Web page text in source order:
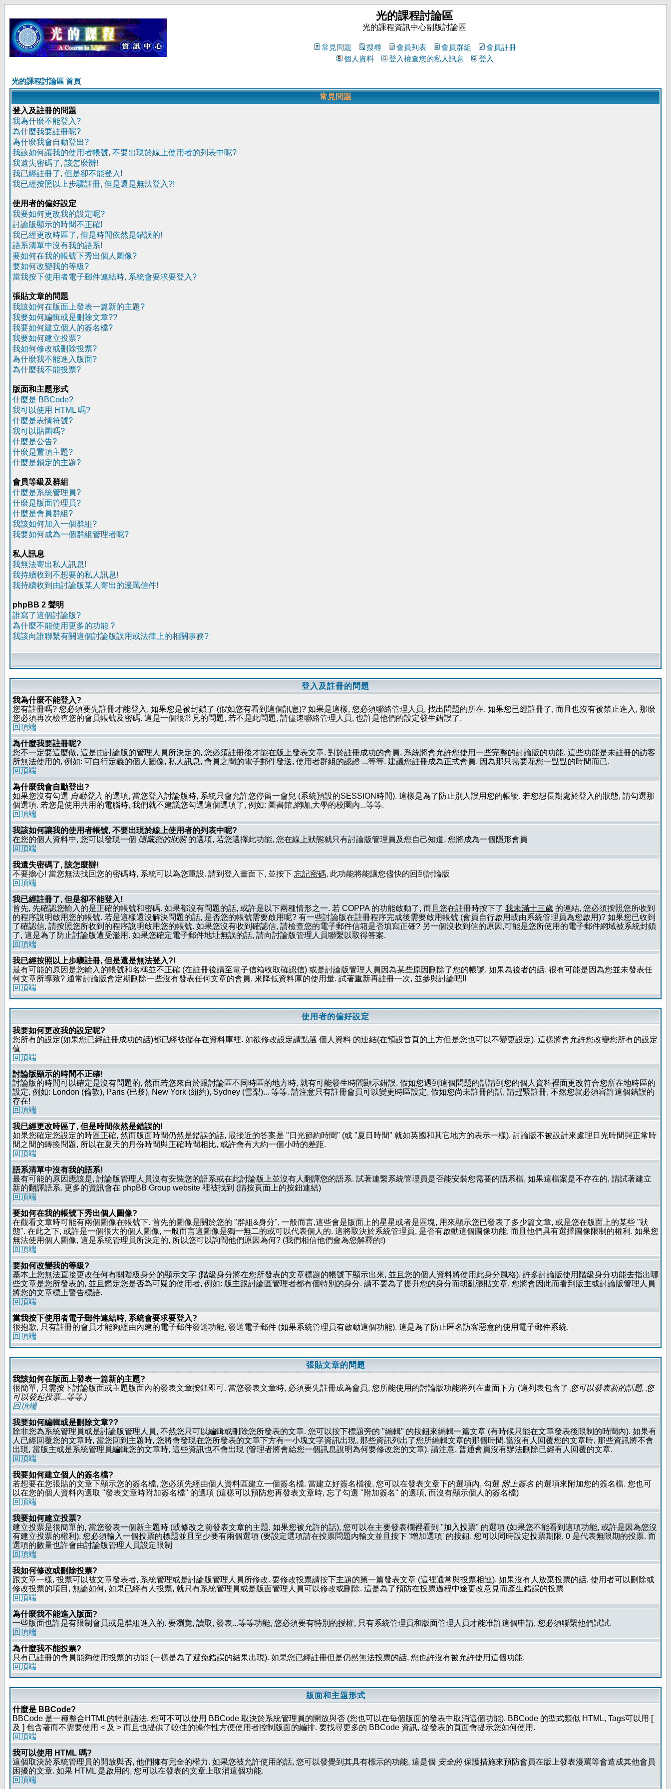
光的課程討論區
光的課程資訊中心副版討論區
常見問題 搜尋 會員列表 會員群組
會員註冊
個人資料
登入檢查您的私人訊息 登入
光的課程討論區 首頁
常見問題
登入及註冊的問題
我為什麼不能登入?
為什麼我要註冊呢?
為什麼我會自動登出?
我該如何讓我的使用者帳號, 不要出現於線上使用者的列表中呢?
我遺失密碼了, 該怎麼辦!
我已經註冊了, 但是卻不能登入!
我已經按照以上步驟註冊, 但是還是無法登入?!
使用者的偏好設定
我要如何更改我的設定呢?
討論版顯示的時間不正確!
我已經更改時區了, 但是時間依然是錯誤的!
語系清單中沒有我的語系!
要如何在我的帳號下秀出個人圖像?
要如何改變我的等級?
當我按下使用者電子郵件連結時, 系統會要求要登入?
張貼文章的問題
我該如何在版面上發表一篇新的主題?
我要如何編輯或是刪除文章??
我要如何建立個人的簽名檔?
我要如何建立投票?
我如何修改或刪除投票?
為什麼我不能進入版面?
為什麼我不能投票?
版面和主題形式
什麼是 BBCode?
我可以使用 HTML 嗎?
什麼是表情符號?
我可以貼圖嗎?
什麼是公告?
什麼是置頂主題?
什麼是鎖定的主題?
會員等級及群組
什麼是系統管理員?
什麼是版面管理員?
什麼是會員群組?
我該如何加入一個群組?
我要如何成為一個群組管理者呢?
私人訊息
我無法寄出私人訊息!
我持續收到不想要的私人訊息!
我持續收到由討論版某人寄出的漫罵信件!
phpBB 2 聲明
誰寫了這個討論版?
為什麼不能使用更多的功能 ?
我該向誰聯繫有關這個討論版誤用或法律上的相關事務?
登入及註冊的問題
我為什麼不能登入?
您有註冊嗎? 您必須要先註冊才能登入. 如果您是被封鎖了 (假如您有看到這個訊息)? 如果是這樣, 您必須聯絡管理人員, 找出問題的所在. 如果您已經註冊了, 而且也沒有被禁止進入, 那麼
您必須再次檢查您的會員帳號及密碼. 這是一個很常見的問題, 若不是此問題, 請儘速聯絡管理人員, 也許是他們的設定發生錯誤了.
回頂端
為什麼我要註冊呢?
您不一定要這麼做, 這是由討論版的管理人員所決定的, 您必須註冊後才能在版上發表文章. 對於註冊成功的會員, 系統將會允許您使用一些完整的討論版的功能, 這些功能是未註冊的訪客
所無法使用的, 例如: 可自行定義的個人圖像, 私人訊息, 會員之間的電子郵件發送, 使用者群組的認證 ...等等. 建議您註冊成為正式會員, 因為那只需要花您一點點的時間而已.
回頂端
為什麼我會自動登出?
如果您沒有勾選 自動登入 的選項, 當您登入討論版時, 系統只會允許您停留一會兒 (系統預設的SESSION時間). 這樣是為了防止別人誤用您的帳號. 若您想長期處於登入的狀態, 請勾選那
個選項. 若您是使用共用的電腦時, 我們就不建議您勾選這個選項了, 例如: 圖書館,網咖,大學的校園內...等等.
回頂端
我該如何讓我的使用者帳號, 不要出現於線上使用者的列表中呢?
在您的個人資料中, 您可以發現一個 隱藏您的狀態的選項, 若您選擇此功能, 您在線上狀態就只有討論版管理員及您自己知道. 您將成為一個隱形會員
回頂端
我遺失密碼了, 該怎麼辦!
不要擔心! 當您無法找回您的密碼時, 系統可以為您重設. 請到登入畫面下, 並按下 忘記密碼, 此功能將能讓您儘快的回到討論版
回頂端
我已經註冊了, 但是卻不能登入!
首先, 先確認您輸入的是正確的帳號和密碼. 如果都沒有問題的話, 或許是以下兩種情形之一. 若 COPPA 的功能啟動了, 而且您在註冊時按下了 我未滿十三歲 的連結, 您必須按照您所收到
的程序說明啟用您的帳號. 若是這樣還沒解決問題的話, 是否您的帳號需要啟用呢? 有一些討論版在註冊程序完成後需要啟用帳號 (會員自行啟用或由系統管理員為您啟用)? 如果您已收到
了確認信, 請按照您所收到的程序說明啟用您的帳號. 如果您沒有收到確認信, 請檢查您的電子郵件信箱是否填寫正確? 另一個沒收到信的原因,可能是您所使用的電子郵件網域被系統封鎖
了, 這是為了防止討論版遭受濫用. 如果您確定電子郵件地址無誤的話, 請向討論版管理人員聯繫以取得答案.
回頂端
我已經按照以上步驟註冊, 但是還是無法登入?!
最有可能的原因是您輸入的帳號和名稱並不正確 (在註冊後請至電子信箱收取確認信) 或是討論版管理人員因為某些原因刪除了您的帳號. 如果為後者的話, 很有可能是因為您並未發表任
何文章所導致? 通常討論版會定期刪除一些沒有發表任何文章的會員, 來降低資料庫的使用量. 試著重新再註冊一次, 並參與討論吧!!
回頂端
使用者的偏好設定
我要如何更改我的設定呢?
您所有的設定(如果您已經註冊成功的話)都已經被儲存在資料庫裡. 如欲修改設定請點選 個人資料 的連結(在預設首頁的上方但是您也可以不變更設定). 這樣將會允許您改變您所有的設定
值
回頂端
討論版顯示的時間不正確!
討論版的時間可以確定是沒有問題的, 然而若您來自於跟討論區不同時區的地方時, 就有可能發生時間顯示錯誤. 假如您遇到這個問題的話請到您的個人資料裡面更改符合您所在地時區的
設定, 例如: London (倫敦), Paris (巴黎), New York (紐約), Sydney (雪梨)... 等等. 請注意只有註冊會員可以變更時區設定, 假如您尚未註冊的話, 請趕緊註冊, 不然您就必須容許這個錯誤的
存在!
回頂端
我已經更改時區了, 但是時間依然是錯誤的!
如果您確定您設定的時區正確, 然而版面時間仍然是錯誤的話, 最接近的答案是 "日光節約時間" (或 "夏日時間" 就如英國和其它地方的表示一樣). 討論版不被設計來處理日光時間與正常時
間之間的轉換問題, 所以在夏天的月份時間與正確時間相比, 或許會有大約一個小時的差距.
回頂端
語系清單中沒有我的語系!
最有可能的原因應該是, 討論版管理人員沒有安裝您的語系或在此討論版上並沒有人翻譯您的語系. 試著連繫系統管理員是否能安裝您需要的語系檔, 如果這檔案是不存在的, 請試著建立
新的翻譯語系. 更多的資訊會在 phpBB Group website 裡被找到 (請按頁面上的按鈕連結)
回頂端
要如何在我的帳號下秀出個人圖像?
在觀看文章時可能有兩個圖像在帳號下. 首先的圖像是關於您的 "群組&身分", 一般而言,這些會是版面上的星星或者是區塊, 用來顯示您已發表了多少篇文章, 或是您在版面上的某些 "狀
態". 在此之下, 或許是一個很大的個人圖像, 一般而言這圖像是獨一無二的或可以代表個人的. 這將取決於系統管理員, 是否有啟動這個圖像功能, 而且他們具有選擇圖像限制的權利. 如果您
無法使用個人圖像, 這是系統管理員所決定的, 所以您可以詢間他們原因為何? (我們相信他們會為您解釋的!)
回頂端
要如何改變我的等級?
基本上您無法直接更改任何有關階級身分的顯示文字 (階級身分將在您所發表的文章標題的帳號下顯示出來, 並且您的個人資料將使用此身分風格). 許多討論版使用階級身分功能去指出哪
些文章是您所發表的, 並且鑑定您是否為可疑的使用者, 例如: 版主跟討論區管理者都有個特別的身分. 請不要為了提升您的身分而胡亂張貼文章, 您將會因此而看到版主或討論版管理人員
將您的文章標上警告標語.
回頂端
當我按下使用者電子郵件連結時, 系統會要求要登入?
很抱歉, 只有註冊的會員才能夠經由內建的電子郵件發送功能, 發送電子郵件 (如果系統管理員有啟動這個功能). 這是為了防止匿名訪客惡意的使用電子郵件系統.
回頂端
張貼文章的問題
我該如何在版面上發表一篇新的主題?
很簡單, 只需按下討論版面或主題版面內的發表文章按鈕即可. 當您發表文章時, 必須要先註冊成為會員, 您所能使用的討論版功能將列在畫面下方 (這列表包含了 您可以發表新的話題, 您
可以發起投票...等等.)
回頂端
我要如何編輯或是刪除文章??
除非您為系統管理員或是討論版管理人員, 不然您只可以編輯或刪除您所發表的文章. 您可以按下標題旁的 "編輯" 的按鈕來編輯一篇文章 (有時候只能在文章發表後限制的時間內). 如果有
人已經回覆您的文章時, 當您回到主題時, 您將會發現在您所發表的文章下方有一小塊文字資訊出現, 那些資訊列出了您所編輯文章的那個時間.當沒有人回覆您的文章時, 那些資訊將不會
出現, 當版主或是系統管理員編輯您的文章時, 這些資訊也不會出現 (管理者將會給您一個訊息說明為何要修改您的文章). 請注意, 普通會員沒有辦法刪除已經有人回覆的文章.
回頂端
我要如何建立個人的簽名檔?
若想要在您張貼的文章下顯示您的簽名檔, 您必須先經由個人資料區建立一個簽名檔. 當建立好簽名檔後, 您可以在發表文章下的選項內, 勾選 附上簽名 的選項來附加您的簽名檔. 您也可
以在您的個人資料內選取 "發表文章時附加簽名檔" 的選項 (這樣可以預防您再發表文章時, 忘了勾選 "附加簽名" 的選項, 而沒有顯示個人的簽名檔)
回頂端
我要如何建立投票?
建立投票是很簡單的, 當您發表一個新主題時 (或修改之前發表文章的主題, 如果您被允許的話), 您可以在主要發表欄裡看到 "加入投票" 的選項 (如果您不能看到這項功能, 或許是因為您沒
有建立投票的權利). 您必須輸入一個投票的標題並且至少要有兩個選項 (要設定選項請在投票問題內輸文並且按下 '增加選項' 的按鈕. 您可以同時設定投票期限, 0 是代表無限期的投票. 而
選項的數量也許會由討論版管理人員設定限制
回頂端
我如何修改或刪除投票?
跟文章一樣, 投票可以被文章發表者, 系統管理或是討論版管理人員所修改. 要修改投票請按下主題的第一篇發表文章 (這裡通常與投票相連). 如果沒有人放棄投票的話, 使用者可以刪除或
修改投票的項目, 無論如何, 如果已經有人投票, 就只有系統管理員或是版面管理人員可以修改或刪除. 這是為了預防在投票過程中途更改意見而產生錯誤的投票
回頂端
為什麼我不能進入版面?
一些版面也許是有限制會員或是群組進入的. 要瀏覽, 讀取, 發表...等等功能, 您必須要有特別的授權, 只有系統管理員和版面管理人員才能准許這個申請, 您必須聯繫他們試試.
回頂端
為什麼我不能投票?
只有已註冊的會員能夠使用投票的功能 (一樣是為了避免錯誤的結果出現). 如果您已經註冊但是仍然無法投票的話, 您也許沒有被允許使用這個功能.
回頂端
版面和主題形式
什麼是 BBCode?
BBCode 是一種整合HTML的特別語法, 您可不可以使用 BBCode 取決於系統管理員的開放與否 (您也可以在每個版面的發表中取消這個功能). BBCode 的型式類似 HTML, Tags可以用 [
及 ] 包含著而不需要使用 < 及 > 而且也提供了較佳的操作性方便使用者控制版面的編排. 要找尋更多的 BBCode 資訊, 從發表的頁面會提示您如何使用.
回頂端
我可以使用 HTML 嗎?
這個取決於系統管理員的開放與否, 他們擁有完全的權力. 如果您被允許使用的話, 您可以發覺到其具有標示的功能, 這是個 安全的保護措施來預防會員在版上發表漫罵等會造成其他會員
困擾的文章. 如果 HTML 是啟用的, 您可以在發表的文章上取消這個功能.
回頂端